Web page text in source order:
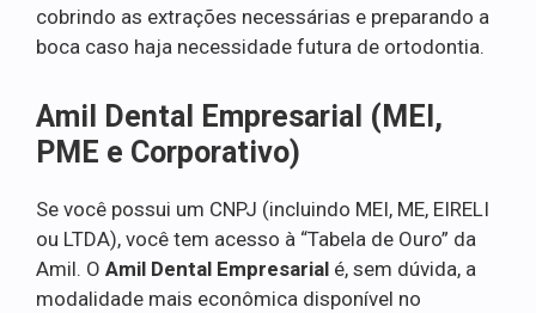
cobrindo as extrações necessárias e preparando a
boca caso haja necessidade futura de ortodontia.
Amil Dental Empresarial (MEI,
PME e Corporativo)
Se você possui um CNPJ (incluindo MEI, ME, EIRELI
ou LTDA), você tem acesso à “Tabela de Ouro” da
Amil. O Amil Dental Empresarial é, sem dúvida, a
modalidade mais econômica disponível no